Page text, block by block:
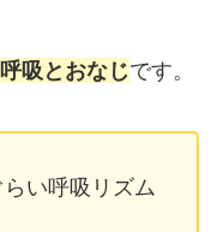
呼吸とおなじです。
い呼吸リズム